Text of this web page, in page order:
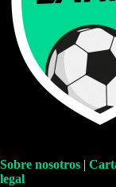
Sobre nosotros |
legal